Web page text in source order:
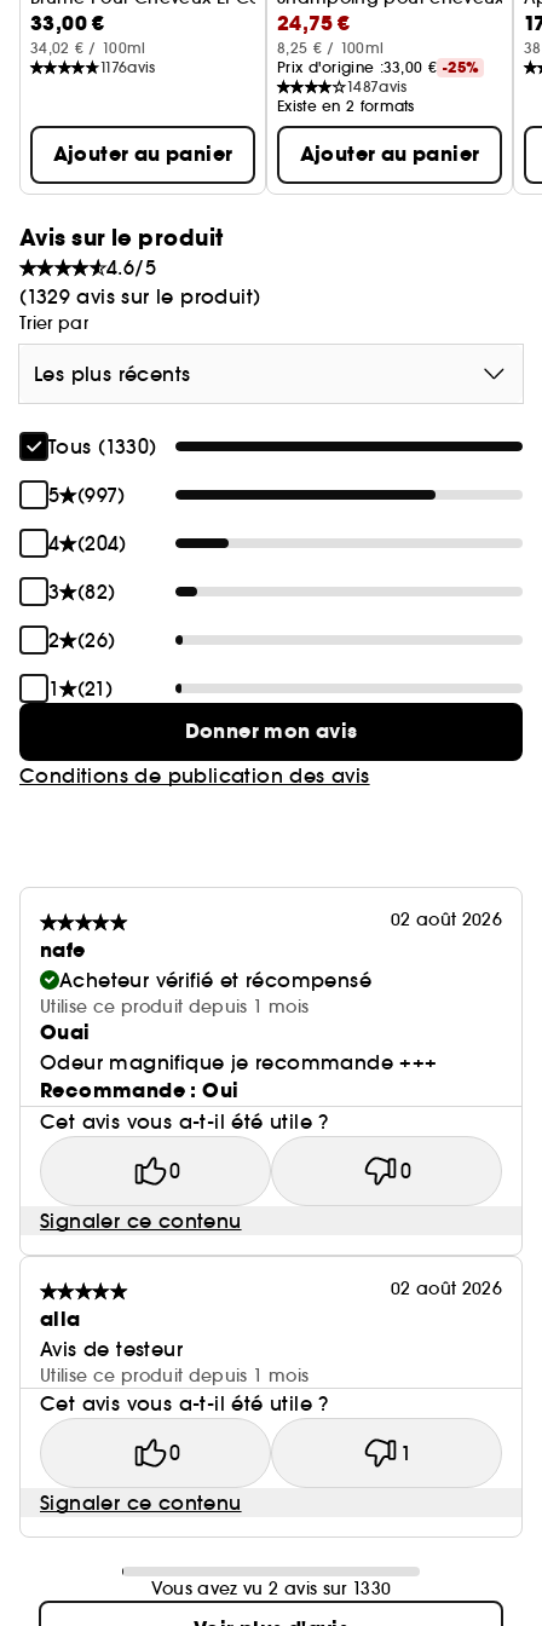
33,00 €
34,02 € / 100ml
1176avis
Ajouter au panier
24,75 €
8,25 € / 100ml
Prix d'origine :33,00 € -25%
1487avis
Existe en 2 formats
Ajouter au panier
Avis sur le produit
4.6/5
(1329 avis sur le produit)
Trier par
Les plus récents
Tous (1330)
5
(997)
4
(204)
3
(82)
2
(26)
1
(21)
Donner mon avis
Conditions de publication des avis
02 août 2026
nafe
Acheteur vérifié et récompensé
Utilise ce produit depuis 1 mois
Ouai
Odeur magnifique je recommande +++
Recommande : Oui
Cet avis vous a-t-il été utile ?
0 0
Signaler ce contenu
02 août 2026
alla
Avis de testeur
Utilise ce produit depuis 1 mois
Cet avis vous a-t-il été utile ?
0 1
Signaler ce contenu
Vous avez vu 2 avis sur 1330